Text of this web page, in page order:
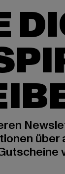
über